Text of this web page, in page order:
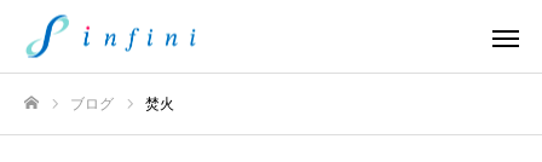
ブログ 焚火